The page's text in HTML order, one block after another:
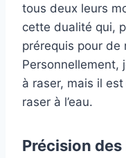
tous deux leurs
cette dualité qui,
prérequis pour de
Personnellement,
à raser, mais il
raser à l’eau.
Précision des